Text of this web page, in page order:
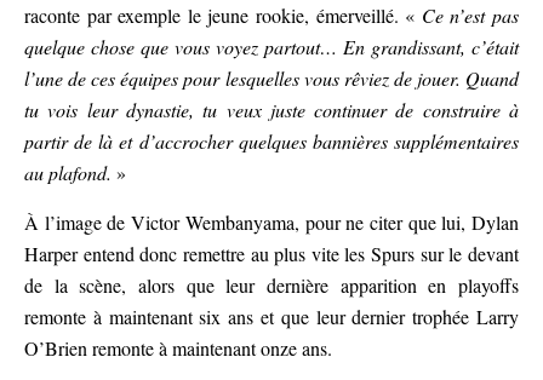
raconte par exemple le jeune rookie, émerveillé. « Ce n’est pas
quelque chose que vous voyez partout… En grandissant, c’était
l’une de ces équipes pour lesquelles vous rêviez de jouer. Quand
tu vois leur dynastie, tu veux juste continuer de construire à
partir de là et d’accrocher quelques bannières supplémentaires
au plafond. »
À l’image de Victor Wembanyama, pour ne citer que lui, Dylan
Harper entend donc remettre au plus vite les Spurs sur le devant
de la scène, alors que leur dernière apparition en playoffs
remonte à maintenant six ans et que leur dernier trophée Larry
O’Brien remonte à maintenant onze ans.